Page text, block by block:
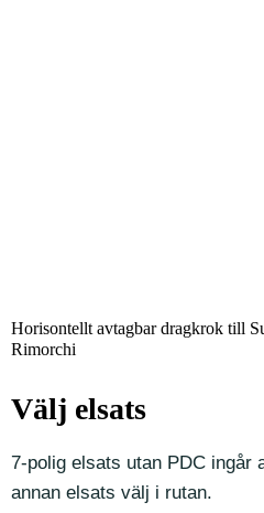
Horisontellt avtagbar dragkrok till
Rimorchi
Välj elsats
7-polig elsats utan PDC ingår
annan elsats välj i rutan.